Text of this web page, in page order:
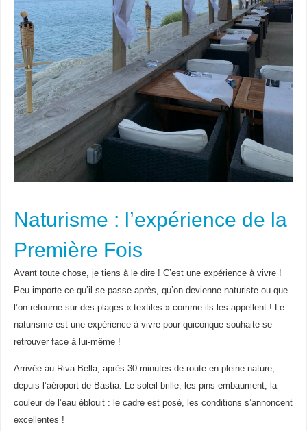
Naturisme : l’expérience de la
Première Fois
Avant toute chose, je tiens à le dire ! C’est une expérience à vivre !
Peu importe ce qu’il se passe après, qu’on devienne naturiste ou que
l’on retourne sur des plages « textiles » comme ils les appellent ! Le
naturisme est une expérience à vivre pour quiconque souhaite se
retrouver face à lui-même !
Arrivée au Riva Bella, après 30 minutes de route en pleine nature,
depuis l’aéroport de Bastia. Le soleil brille, les pins embaument, la
couleur de l’eau éblouit : le cadre est posé, les conditions s’annoncent
excellentes !